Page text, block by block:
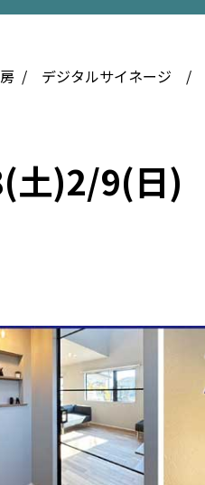
デジタルサイネージ
土)2/9(日)